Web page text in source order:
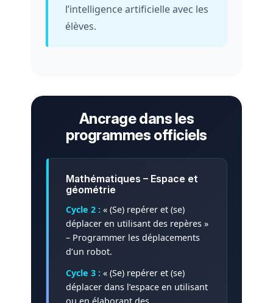
l’intelligence artificielle avec les
élèves.
Ancrage dans les
programmes officiels
Mathématiques – Espace et
géométrie
Cycle 2 :« (Se) repérer et (se)
déplacer en utilisant des repères »
– Programmer les déplacements
d’un robot.
Cycle 3 :« (Se) repérer et (se)
déplacer dans l’espace en utilisant
ou en élaborant des